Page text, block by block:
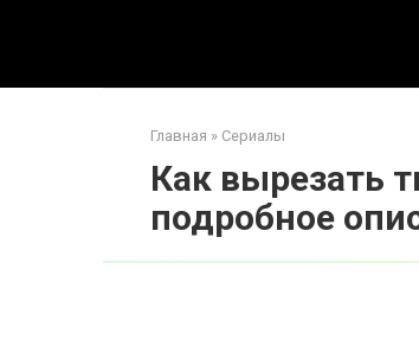
Главная » Сериалы
Как вырезать
подробное